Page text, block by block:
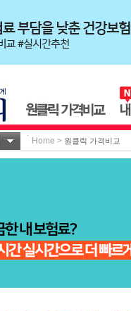
Home > 원클릭 가격비교